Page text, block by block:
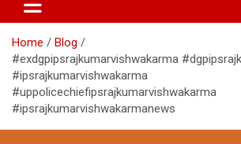
Home
Blog
#exdgpipsrajkumarvishwakarma
#ipsrajkumarvishwakarma
#uppolicechiefipsrajkumarvishwakarma
#ipsrajkumarvishwakarmanews